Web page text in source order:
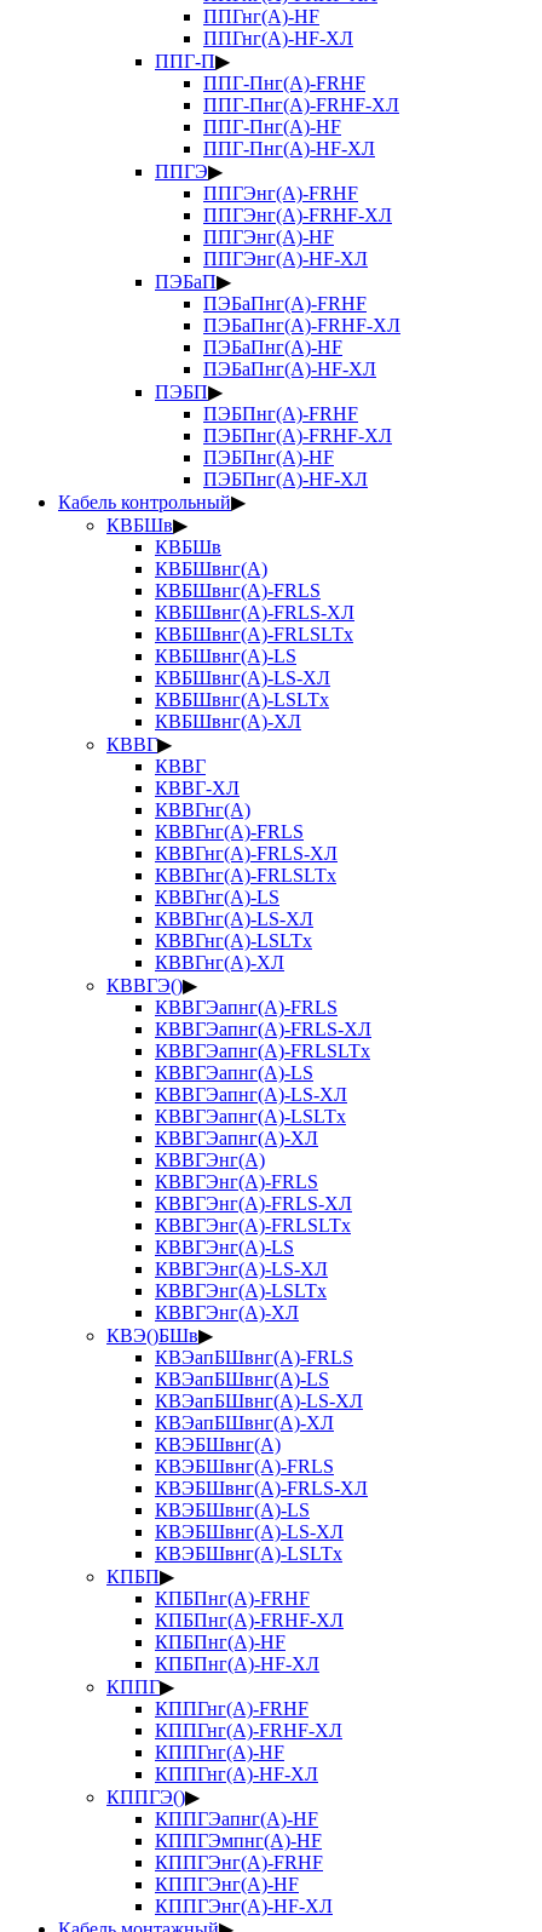
ППГнг(А)-HF
ППГнг(А)-HF-ХЛ
ППГ-П▶
ППГ-Пнг(А)-FRHF
ППГ-Пнг(А)-FRHF-ХЛ
ППГ-Пнг(А)-HF
ППГ-Пнг(А)-HF-ХЛ
ППГЭ▶
ППГЭнг(А)-FRHF
ППГЭнг(А)-FRHF-ХЛ
ППГЭнг(А)-HF
ППГЭнг(А)-HF-ХЛ
ПЭБаП▶
ПЭБаПнг(А)-FRHF
ПЭБаПнг(А)-FRHF-ХЛ
ПЭБаПнг(А)-HF
ПЭБаПнг(А)-HF-ХЛ
ПЭБП▶
ПЭБПнг(А)-FRHF
ПЭБПнг(А)-FRHF-ХЛ
ПЭБПнг(А)-HF
ПЭБПнг(А)-HF-ХЛ
Кабель контрольный▶
КВБШв▶
КВБШв
КВБШвнг(А)
КВБШвнг(А)-FRLS
КВБШвнг(А)-FRLS-ХЛ
КВБШвнг(А)-FRLSLTx
КВБШвнг(А)-LS
КВБШвнг(А)-LS-ХЛ
КВБШвнг(А)-LSLTx
КВБШвнг(А)-ХЛ
КВВГ▶
КВВГ
КВВГ-ХЛ
КВВГнг(А)
КВВГнг(А)-FRLS
КВВГнг(А)-FRLS-ХЛ
КВВГнг(А)-FRLSLTx
КВВГнг(А)-LS
КВВГнг(А)-LS-ХЛ
КВВГнг(А)-LSLTx
КВВГнг(А)-ХЛ
КВВГЭ()▶
КВВГЭапнг(А)-FRLS
КВВГЭапнг(А)-FRLS-ХЛ
КВВГЭапнг(А)-FRLSLTx
КВВГЭапнг(А)-LS
КВВГЭапнг(А)-LS-ХЛ
КВВГЭапнг(А)-LSLTx
КВВГЭапнг(А)-ХЛ
КВВГЭнг(А)
КВВГЭнг(А)-FRLS
КВВГЭнг(А)-FRLS-ХЛ
КВВГЭнг(А)-FRLSLTx
КВВГЭнг(А)-LS
КВВГЭнг(А)-LS-ХЛ
КВВГЭнг(А)-LSLTx
КВВГЭнг(А)-ХЛ
КВЭ()БШв▶
КВЭапБШвнг(А)-FRLS
КВЭапБШвнг(А)-LS
КВЭапБШвнг(А)-LS-ХЛ
КВЭапБШвнг(А)-ХЛ
КВЭБШвнг(А)
КВЭБШвнг(А)-FRLS
КВЭБШвнг(А)-FRLS-ХЛ
КВЭБШвнг(А)-LS
КВЭБШвнг(А)-LS-ХЛ
КВЭБШвнг(А)-LSLTx
КПБП▶
КПБПнг(А)-FRHF
КПБПнг(А)-FRHF-ХЛ
КПБПнг(А)-HF
КПБПнг(А)-HF-ХЛ
КППГ▶
КППГнг(А)-FRHF
КППГнг(А)-FRHF-ХЛ
КППГнг(А)-HF
КППГнг(А)-HF-ХЛ
КППГЭ()▶
КППГЭапнг(А)-HF
КППГЭмпнг(А)-HF
КППГЭнг(А)-FRHF
КППГЭнг(А)-HF
КППГЭнг(А)-HF-ХЛ